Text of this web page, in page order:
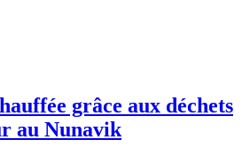
grâce aux déchets
au Nunavik